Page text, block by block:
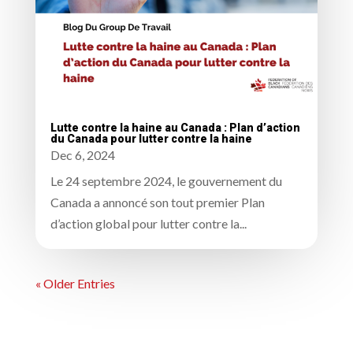
Lutte contre la haine au Canada : Plan d’action
du Canada pour lutter contre la haine
Dec 6, 2024
Le 24 septembre 2024, le gouvernement du
Canada a annoncé son tout premier Plan
d’action global pour lutter contre la...
« Older Entries